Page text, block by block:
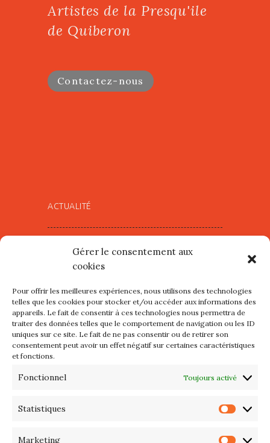
Gérer le consentement aux
cookies
Pour offrir les meilleures expériences, nous utilisons des technologies
telles que les cookies pour stocker et/ou accéder aux informations des
appareils. Le fait de consentir à ces technologies nous permettra de
traiter des données telles que le comportement de navigation ou les ID
uniques sur ce site. Le fait de ne pas consentir ou de retirer son
consentement peut avoir un effet négatif sur certaines caractéristiques
et fonctions.
Fonctionnel Toujours activé
Statistiques
Marketing
Artistes de la Presqu'ile
de Quiberon
Contactez-nous
ACTUALITÉ
mercredi 12 et jeudi 13 août
2026
Les petits formats du Port
d’Orange : Mercredi 22 juillet de
10h à 20h
2026 – Maison du Phare de